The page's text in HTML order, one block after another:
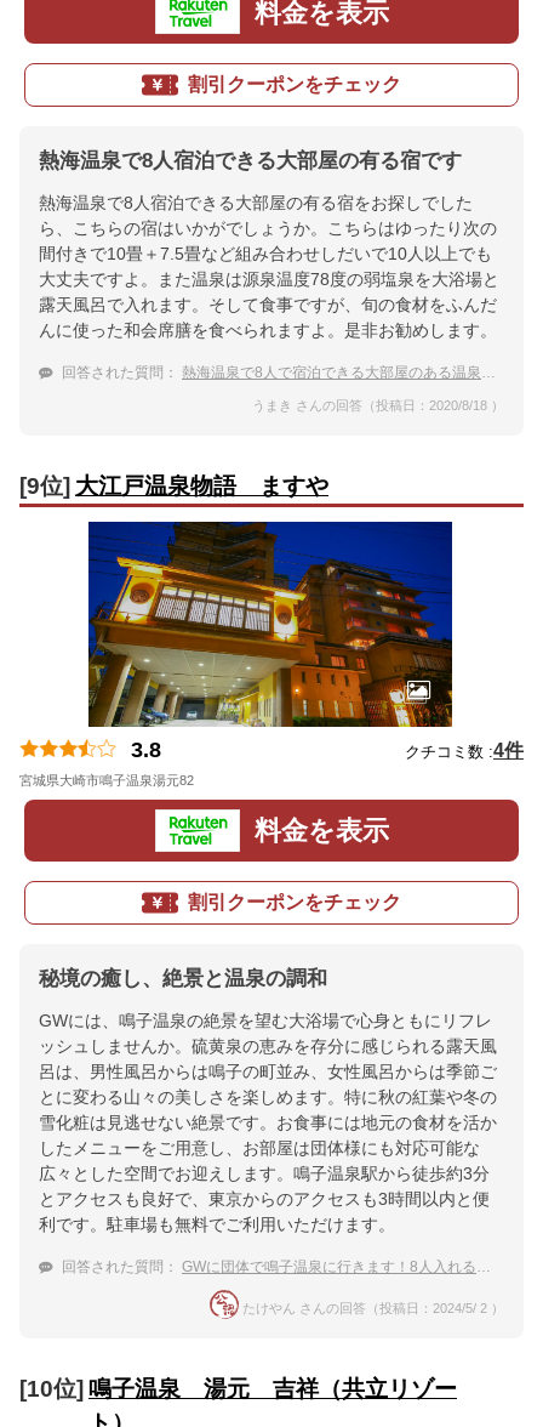
料金を表示
割引クーポンをチェック
熱海温泉で8人宿泊できる大部屋の有る宿です
熱海温泉で8人宿泊できる大部屋の有る宿をお探しでした
ら、こちらの宿はいかがでしょうか。こちらはゆったり次の
間付きで10畳＋7.5畳など組み合わせしだいで10人以上でも
大丈夫ですよ。また温泉は源泉温度78度の弱塩泉を大浴場と
露天風呂で入れます。そして食事ですが、旬の食材をふんだ
んに使った和会席膳を食べられますよ。是非お勧めします。
回答された質問： 熱海温泉で8人で宿泊できる大部屋のある温泉宿は？
うまき さんの回答（投稿日：2020/8/18 ）
[9位] 大江戸温泉物語 ますや
3.8 クチコミ数 :4件
宮城県大崎市鳴子温泉湯元82
料金を表示
割引クーポンをチェック
秘境の癒し、絶景と温泉の調和
GWには、鳴子温泉の絶景を望む大浴場で心身ともにリフレ
ッシュしませんか。硫黄泉の恵みを存分に感じられる露天風
呂は、男性風呂からは鳴子の町並み、女性風呂からは季節ご
とに変わる山々の美しさを楽しめます。特に秋の紅葉や冬の
雪化粧は見逃せない絶景です。お食事には地元の食材を活か
したメニューをご用意し、お部屋は団体様にも対応可能な
広々とした空間でお迎えします。鳴子温泉駅から徒歩約3分
とアクセスも良好で、東京からのアクセスも3時間以内と便
利です。駐車場も無料でご利用いただけます。
回答された質問： GWに団体で鳴子温泉に行きます！8人入れる部屋がある宿はありますか？
たけやん さんの回答（投稿日：2024/5/ 2 ）
[10位] 鳴子温泉 湯元 吉祥（共立リゾー